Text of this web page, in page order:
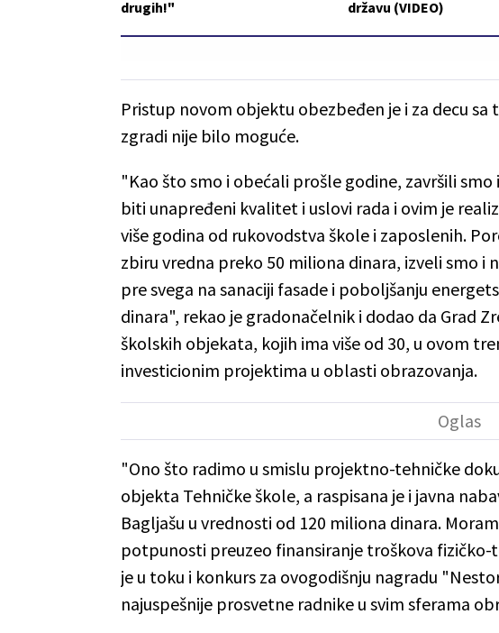
drugih!"
državu (VIDEO)
Pristup novom objektu obezbeđen je i za decu
zgradi nije bilo moguće.
"Kao što smo i obećali prošle godine, završili
biti unapređeni kvalitet i uslovi rada i ovim je
više godina od rukovodstva škole i zaposlenih.
zbiru vredna preko 50 miliona dinara, izveli smo
pre svega na sanaciji fasade i poboljšanju
dinara", rekao je gradonačelnik i dodao da Grad
školskih objekata, kojih ima više od 30, u ovom
investicionim projektima u oblasti obrazovanja.
"Ono što radimo u smislu projektno-tehničke
objekta Tehničke škole, a raspisana je i javna
Bagljašu u vrednosti od 120 miliona dinara.
potpunosti preuzeo finansiranje troškova fizičko-
je u toku i konkurs za ovogodišnju nagradu
najuspešnije prosvetne radnike u svim sferama